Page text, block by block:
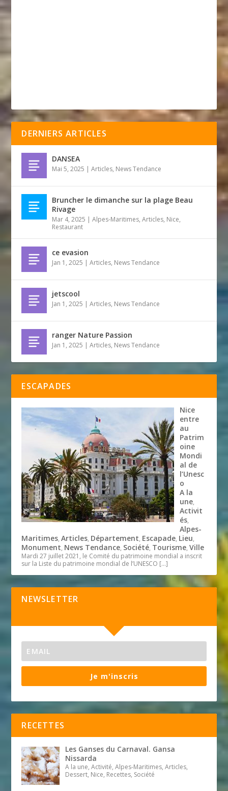
DERNIERS ARTICLES
DANSEA
Mai 5, 2025 |Articles, News Tendance
Bruncher le dimanche sur la plage Beau
Rivage
Mar 4, 2025 |Alpes-Maritimes,Articles, Nice,
Restaurant
ce evasion
Jan 1, 2025 |Articles, News Tendance
jetscool
Jan 1, 2025 |Articles, News Tendance
ranger Nature Passion
Jan 1, 2025 |Articles, News Tendance
ESCAPADES
Nice
entre
au
Patrim
oine
Mondi
al de
l’Unesc
o
A la
une,
Activit
és,
Alpes-
Maritimes,Articles, Département, Escapade, Lieu,
Monument, News Tendance, Société, Tourisme,Ville
Mardi 27 juillet 2021, le Comité du patrimoine mondial a inscrit
sur la Liste du patrimoine mondial de l’UNESCO […]
NEWSLETTER
Je m'inscris
RECETTES
Les Ganses du Carnaval. Gansa
Nissarda
A la une, Activité, Alpes-Maritimes, Articles,
Dessert, Nice, Recettes, Société